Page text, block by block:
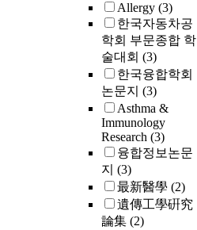
Allergy (3)
한국자동차공
학회 부문종합 학
술대회 (3)
한국융합학회
논문지 (3)
Asthma &
Immunology
Research (3)
융합정보논문
지 (3)
最新醫學 (2)
遺傳工學硏究
論集 (2)